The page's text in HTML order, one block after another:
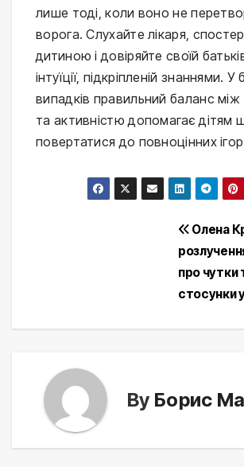
лише тоді, коли воно не
ворога. Слухайте лікаря,
дитиною і довіряйте своїй
інтуїції, підкріпленій знаннями. У
випадків правильний баланс
та активністю допомагає дітям
повертатися до повноцінних ігор
Олена
про чутки
стосунки
By Борис